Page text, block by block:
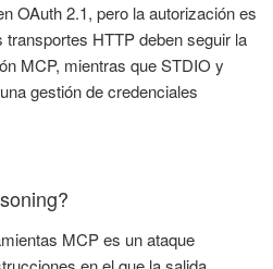
OAuth 2.1, pero la autorización es
HTTP deben seguir la
MCP, mientras que STDIO y
gestión de credenciales
MCP es un ataque